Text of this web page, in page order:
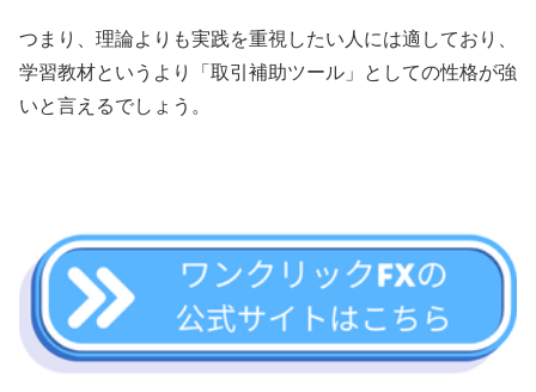
つまり、理論よりも実践を重視したい人には適しており、
学習教材というより「取引補助ツール」としての性格が強
いと言えるでしょう。